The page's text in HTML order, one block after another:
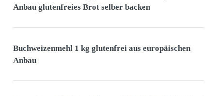
Anbau glutenfreies Brot selber backen
Buchweizenmehl 1 kg glutenfrei aus europäischen
Anbau